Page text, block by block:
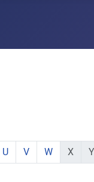
Buchstabe:
mit Buchstabe:
mit
zeige Elemente mit
U zeige Elemente
V zeige
W keine
X Y